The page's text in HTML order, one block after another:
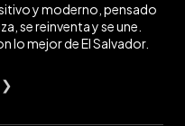
y moderno, pensado
se reinventa y se une.
lo mejor de El Salvador.
❯